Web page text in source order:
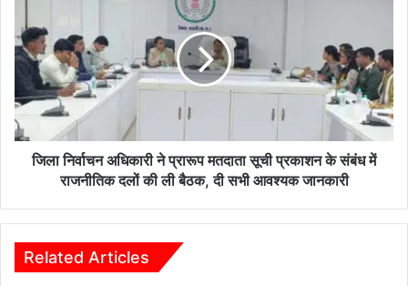
पी
.
ड्डा
ए
वं
त्री
ष्णु
नि
र्वा
च
अ
धि
का
त
जिला निर्वाचन अधिकारी ने प्रारूप मतदाता सूची प्रकाशन के संबंध में
राजनीतिक दलों की ली बैठक, दी सभी आवश्यक जानकारी
Related Articles